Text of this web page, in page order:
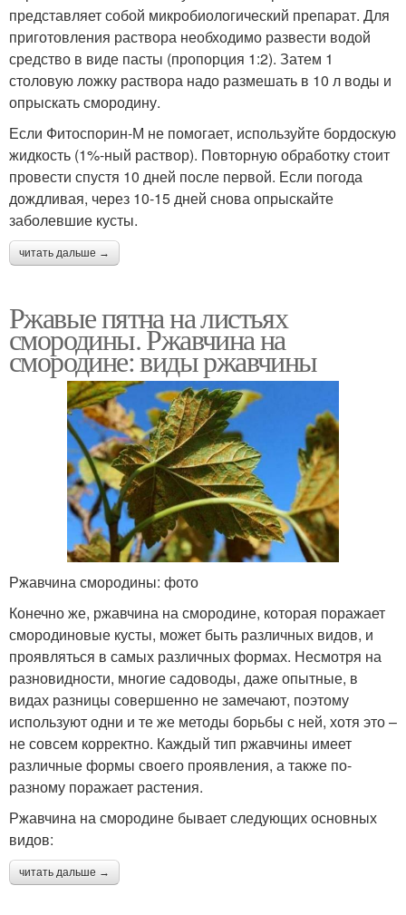
представляет собой микробиологический препарат. Для
приготовления раствора необходимо развести водой
средство в виде пасты (пропорция 1:2). Затем 1
столовую ложку раствора надо размешать в 10 л воды и
опрыскать смородину.
Если Фитоспорин-М не помогает, используйте бордоскую
жидкость (1%-ный раствор). Повторную обработку стоит
провести спустя 10 дней после первой. Если погода
дождливая, через 10-15 дней снова опрыскайте
заболевшие кусты.
читать дальше →
Ржавые пятна на листьях
смородины. Ржавчина на
смородине: виды ржавчины
Ржавчина смородины: фото
Конечно же, ржавчина на смородине, которая поражает
смородиновые кусты, может быть различных видов, и
проявляться в самых различных формах. Несмотря на
разновидности, многие садоводы, даже опытные, в
видах разницы совершенно не замечают, поэтому
используют одни и те же методы борьбы с ней, хотя это –
не совсем корректно. Каждый тип ржавчины имеет
различные формы своего проявления, а также по-
разному поражает растения.
Ржавчина на смородине бывает следующих основных
видов:
читать дальше →